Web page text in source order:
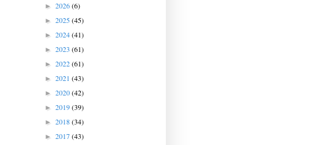
► 2026(6)
► 2025(45)
► 2024(41)
► 2023 (61)
► 2022(61)
► 2021 (43)
► 2020(42)
► 2019(39)
► 2018(34)
► 2017(43)